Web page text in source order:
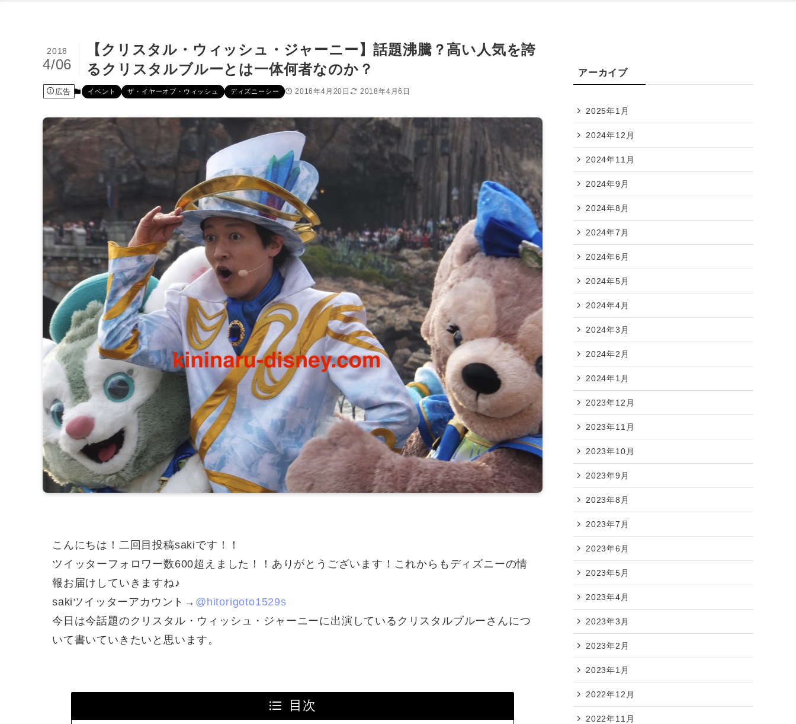
【クリスタル・ウィッシュ・ジャーニー】話題沸騰？高い人気を誇
るクリスタルブルーとは一体何者なのか？
2018
4/06
広告 イベント ザ・イヤーオブ・ウィッシュ ディズニーシー 2016年4月20日 2018年4月6日
こんにちは！二回目投稿sakiです！！
ツイッターフォロワー数600超えました！！ありがとうございます！これからもディズニーの情
報お届けしていきますね♪
sakiツイッターアカウント→ @hitorigoto1529s
今日は今話題のクリスタル・ウィッシュ・ジャーニーに出演しているクリスタルブルーさんにつ
いて書いていきたいと思います。
目次
アーカイブ
2025年1月
2024年12月
2024年11月
2024年9月
2024年8月
2024年7月
2024年6月
2024年5月
2024年4月
2024年3月
2024年2月
2024年1月
2023年12月
2023年11月
2023年10月
2023年9月
2023年8月
2023年7月
2023年6月
2023年5月
2023年4月
2023年3月
2023年2月
2023年1月
2022年12月
2022年11月